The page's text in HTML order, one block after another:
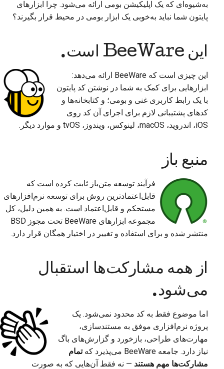
به‌شیوه‌ای که یک اپلیکیشن بومی ارائه می‌شود. چرا ابزارهای
پایتون شما نباید به‌خوبی یک ابزار بومی در محیط قرار بگیرند؟
این BeeWare است.
این چیزی است که BeeWare ارائه می‌دهد:
ابزارهایی برای کمک به شما در نوشتن کد پایتون
با یک رابط کاربری غنی و بومی؛ و کتابخانه‌ها و
کدهای پشتیبانی لازم برای اجرای آن کد روی
iOS، اندروید، macOS، لینوکس، ویندوز، tvOS و موارد دیگر.
منبع باز
فرآیند توسعه متن‌باز ثابت کرده است که
قابل‌اعتمادترین روش برای توسعه نرم‌افزارهای
مستحکم و قابل‌اعتماد است. به همین دلیل، کل
مجموعه ابزارهای BeeWare تحت مجوز BSD
منتشر شده و برای استفاده و تغییر در اختیار همگان قرار دارد.
از همه مشارکت‌ها استقبال
می‌شود.
اما موضوع فقط به کد محدود نمی‌شود. یک
پروژه نرم‌افزاری موفق به مستندسازی،
مهارت‌های طراحی، بازخورد و گزارش‌های باگ
نیاز دارد. جامعه BeeWare می‌پذیرد که
تمام
مشارکت‌ها مهم هستند — نه فقط آن‌هایی که به صورت